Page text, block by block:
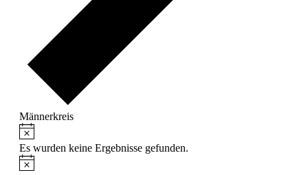
Männerkreis
Veranstaltungen
Hinweis
Es wurden keine Ergebnisse gefunden.
Hinweis